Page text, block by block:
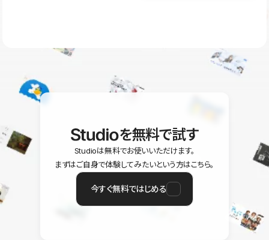
ユーザー同士で質問・相談できるコミュニティもご利用ください。
を無料で試す
Studioは無料でお使いいただけます。
まずはご自身で体験してみたいという方はこちら。
今すぐ無料ではじめる